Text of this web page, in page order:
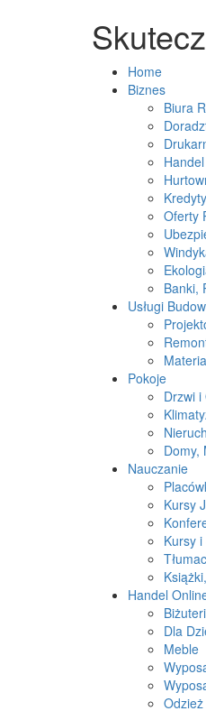
Home
Biznes
Biura
Handel
Oferty
Banki,
Usługi
Pokoje
Drzwi i
Domy,
Nauczanie
Kursy
Kursy
Handel
Dla
Meble
Odzież